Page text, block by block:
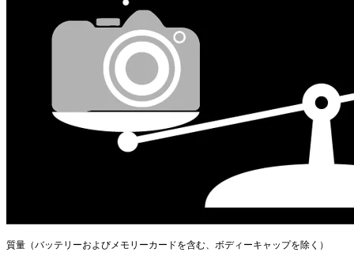
質量（バッテリーおよびメモリーカードを含む、ボディーキャップを除く）